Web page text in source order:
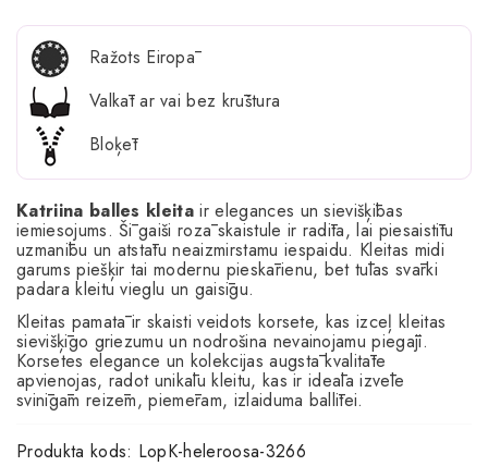
Ražots Eiropā
Valkāt ar vai bez krūštura
Bloķēt
Katriina balles kleita ir elegances un sievišķības
iemiesojums. Šī gaiši rozā skaistule ir radīta, lai piesaistītu
uzmanību un atstātu neaizmirstamu iespaidu. Kleitas midi
garums piešķir tai modernu pieskārienu, bet tūlas svārki
padara kleitu vieglu un gaisīgu.
Kleitas pamatā ir skaisti veidots korsete, kas izceļ kleitas
sievišķīgo griezumu un nodrošina nevainojamu piegāji.
Korsetes elegance un kolekcijas augstā kvalitāte
apvienojas, radot unikālu kleitu, kas ir ideāla izvēle
svinīgām reizēm, piemēram, izlaiduma ballītei.
Produkta kods: LopK-heleroosa-3266